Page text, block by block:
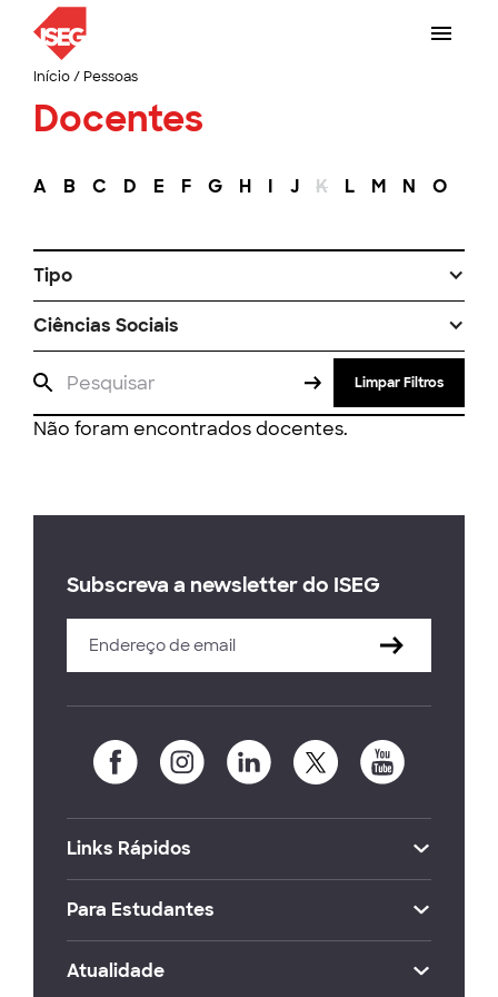
Início/ Pessoas
Docentes
A B C D E F G H I J K L M N O
Tipo
Ciências Sociais
Limpar Filtros
Não foram encontrados docentes.
Subscreva a newsletter do ISEG
Links Rápidos
Para Estudantes
Atualidade